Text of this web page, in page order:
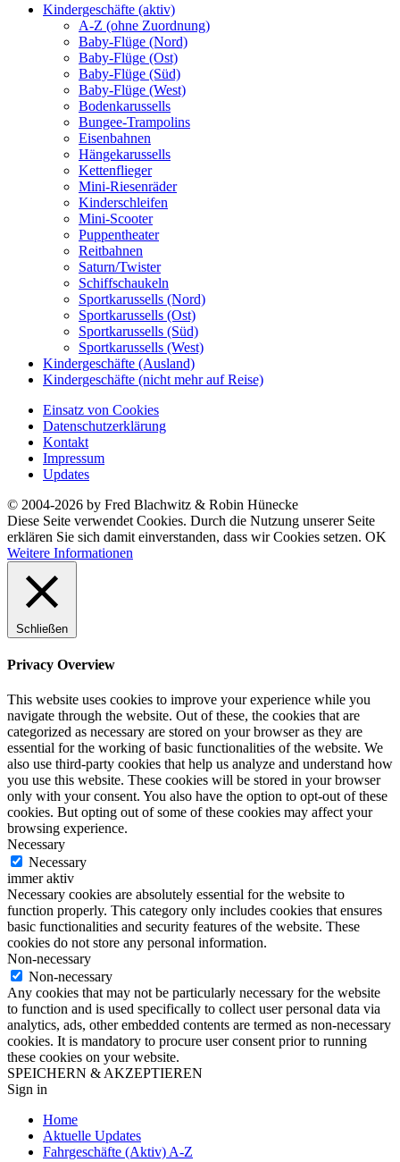
Kindergeschäfte (aktiv)
A-Z (ohne Zuordnung)
Baby-Flüge (Nord)
Baby-Flüge (Ost)
Baby-Flüge (Süd)
Baby-Flüge (West)
Bodenkarussells
Bungee-Trampolins
Eisenbahnen
Hängekarussells
Kettenflieger
Mini-Riesenräder
Kinderschleifen
Mini-Scooter
Puppentheater
Reitbahnen
Saturn/Twister
Schiffschaukeln
Sportkarussells (Nord)
Sportkarussells (Ost)
Sportkarussells (Süd)
Sportkarussells (West)
Kindergeschäfte (Ausland)
Kindergeschäfte (nicht mehr auf Reise)
Einsatz von Cookies
Datenschutzerklärung
Kontakt
Impressum
Updates
© 2004-2026 by Fred Blachwitz & Robin Hünecke
Diese Seite verwendet Cookies. Durch die Nutzung unserer Seite
erklären Sie sich damit einverstanden, dass wir Cookies setzen. OK
Weitere Informationen
Schließen
Privacy Overview
This website uses cookies to improve your experience while you
navigate through the website. Out of these, the cookies that are
categorized as necessary are stored on your browser as they are
essential for the working of basic functionalities of the website. We
also use third-party cookies that help us analyze and understand how
you use this website. These cookies will be stored in your browser
only with your consent. You also have the option to opt-out of these
cookies. But opting out of some of these cookies may affect your
browsing experience.
Necessary
Necessary
immer aktiv
Necessary cookies are absolutely essential for the website to
function properly. This category only includes cookies that ensures
basic functionalities and security features of the website. These
cookies do not store any personal information.
Non-necessary
Non-necessary
Any cookies that may not be particularly necessary for the website
to function and is used specifically to collect user personal data via
analytics, ads, other embedded contents are termed as non-necessary
cookies. It is mandatory to procure user consent prior to running
these cookies on your website.
SPEICHERN & AKZEPTIEREN
Sign in
Home
Aktuelle Updates
Fahrgeschäfte (Aktiv) A-Z